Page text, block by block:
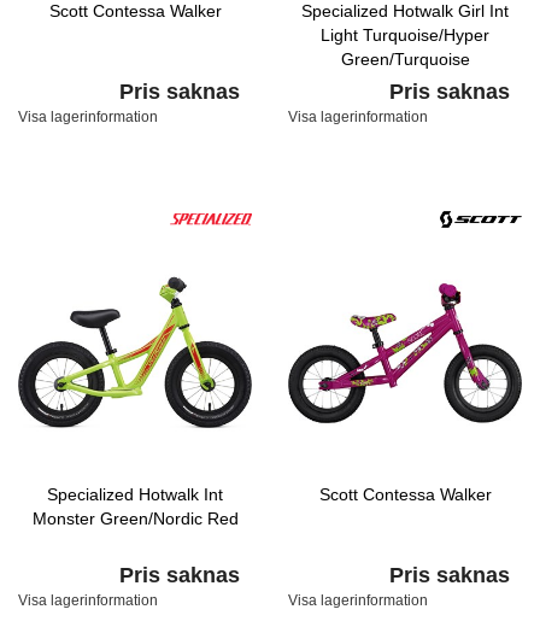
Scott Contessa Walker
Pris saknas
Visa lagerinformation
Specialized Hotwalk Girl Int
Light Turquoise/Hyper
Green/Turquoise
Pris saknas
Visa lagerinformation
Specialized Hotwalk Int
Monster Green/Nordic Red
Pris saknas
Visa lagerinformation
Scott Contessa Walker
Pris saknas
Visa lagerinformation